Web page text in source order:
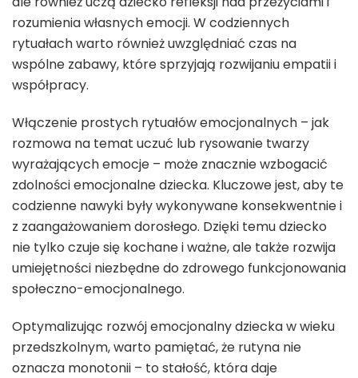
rozumienia własnych emocji. W codziennych
rytuałach warto również uwzględniać czas na
wspólne zabawy, które sprzyjają rozwijaniu empatii i
współpracy.
Włączenie prostych rytuałów emocjonalnych – jak
rozmowa na temat uczuć lub rysowanie twarzy
wyrażających emocje – może znacznie wzbogacić
zdolności emocjonalne dziecka. Kluczowe jest, aby te
codzienne nawyki były wykonywane konsekwentnie i
z zaangażowaniem dorosłego. Dzięki temu dziecko
nie tylko czuje się kochane i ważne, ale także rozwija
umiejętności niezbędne do zdrowego funkcjonowania
społeczno-emocjonalnego.
Optymalizując rozwój emocjonalny dziecka w wieku
przedszkolnym, warto pamiętać, że rutyna nie
oznacza monotonii – to stałość, która daje